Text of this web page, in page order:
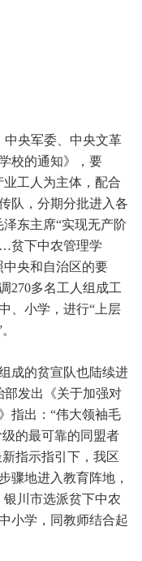
中央军委、中央文革
校的通知》，要
工人为主体，配合
队，分期分批进入各
东主席“实现无产阶
贫下中农管理学
中央和自治区的要
270多名工人组成工
、小学，进行“上层
成的贫宣队也陆续进
部发出《关于加强对
指出：“伟大领袖毛
的最可靠的同盟者
指示指引下，我区
骤地进入教育阵地，
川市选派贫下中农
小学，同教师结合起